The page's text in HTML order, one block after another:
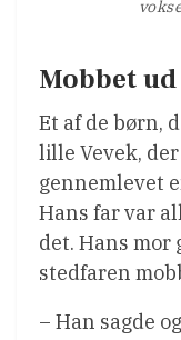
Mobbet
Et af de børn,
lille Vevek,
gennemlevet
Hans far var
det. Hans mor
stedfaren
– Han sagde